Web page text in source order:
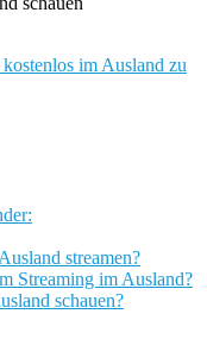
im Ausland zu
streamen?
Streaming im Ausland?
schauen?